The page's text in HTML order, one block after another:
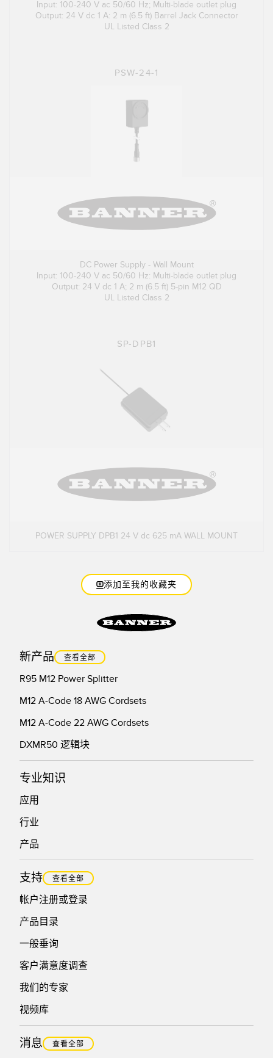
Input: 100-240 V ac 50/60 Hz; Multi-blade outlet plug
Output: 24 V dc 1 A: 2 m (6.5 ft) Barrel Jack Connector
UL Listed Class 2
PSW-24-1
DC Power Supply - Wall Mount
Input: 100-240 V ac 50/60 Hz: Multi-blade outlet plug
Output: 24 V dc 1 A; 2 m (6.5 ft) 5-pin M12 QD
UL Listed Class 2
SP-DPB1
POWER SUPPLY DPB1 24 V dc 625 mA WALL MOUNT
添加至我的收藏夹
新产品 查看全部
R95 M12 Power Splitter
M12 A-Code 18 AWG Cordsets
M12 A-Code 22 AWG Cordsets
DXMR50 逻辑块
专业知识
应用
行业
产品
支持 查看全部
帐户注册或登录
产品目录
一般垂询
客户满意度调查
我们的专家
视频库
消息 查看全部